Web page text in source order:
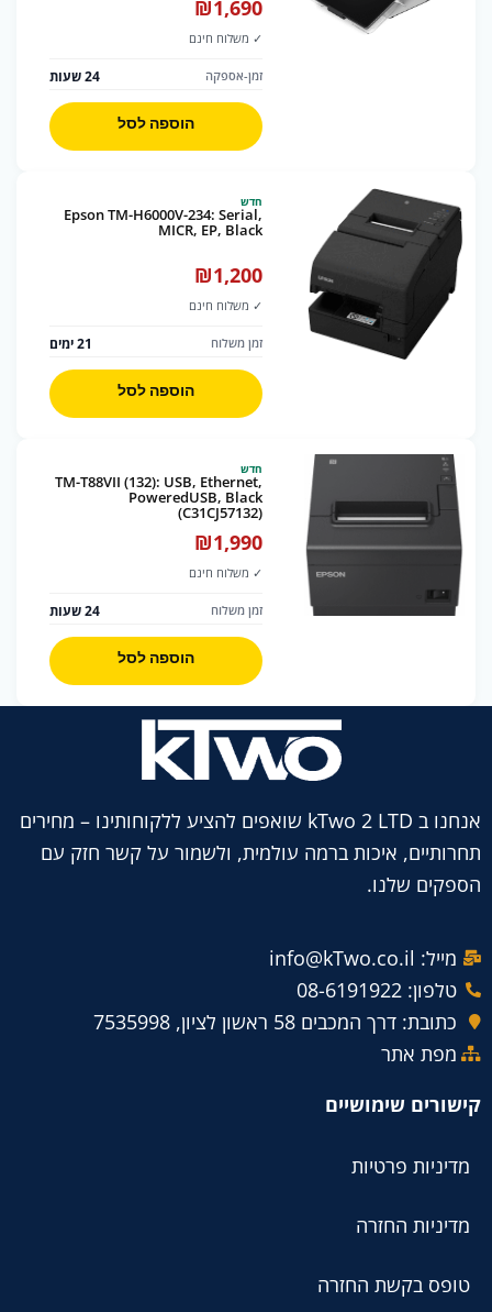
₪1,690
✓ משלוח חינם
זמן-אספקה 24 שעות
הוספה לסל
חדש
Epson TM-H6000V-234: Serial,
MICR, EP, Black
₪1,200
✓ משלוח חינם
זמן משלוח 21 ימים
הוספה לסל
חדש
TM-T88VII (132): USB, Ethernet,
PoweredUSB, Black
(C31CJ57132)
₪1,990
✓ משלוח חינם
זמן משלוח 24 שעות
הוספה לסל
אנחנו ב kTwo 2 LTD שואפים להציע ללקוחותינו – מחירים
תחרותיים, איכות ברמה עולמית, ולשמור על קשר חזק עם
הספקים שלנו.
מייל: info@kTwo.co.il
טלפון: 08-6191922
כתובת: דרך המכבים 58 ראשון לציון, 7535998
מפת אתר
קישורים שימושיים
מדיניות פרטיות
מדיניות החזרה
טופס בקשת החזרה